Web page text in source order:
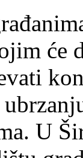
će
U